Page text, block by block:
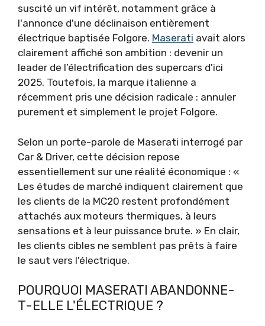
suscité un vif intérêt, notamment grâce à
l'annonce d'une déclinaison entièrement
électrique baptisée Folgore. Maserati avait alors
clairement affiché son ambition : devenir un
leader de l’électrification des supercars d'ici
2025. Toutefois, la marque italienne a
récemment pris une décision radicale : annuler
purement et simplement le projet Folgore.
Selon un porte-parole de Maserati interrogé par
Car & Driver, cette décision repose
essentiellement sur une réalité économique : «
Les études de marché indiquent clairement que
les clients de la MC20 restent profondément
attachés aux moteurs thermiques, à leurs
sensations et à leur puissance brute. » En clair,
les clients cibles ne semblent pas prêts à faire
le saut vers l'électrique.
POURQUOI MASERATI ABANDONNE-
T-ELLE L'ÉLECTRIQUE ?